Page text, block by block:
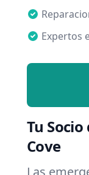
Expertos
Tu
Cove
Las